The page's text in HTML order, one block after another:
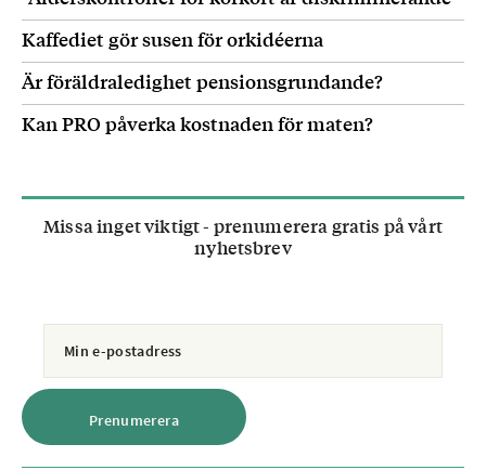
Kaffediet gör susen för orkidéerna
Är föräldraledighet pensionsgrundande?
Kan PRO påverka kostnaden för maten?
Missa inget viktigt - prenumerera gratis på vårt
nyhetsbrev